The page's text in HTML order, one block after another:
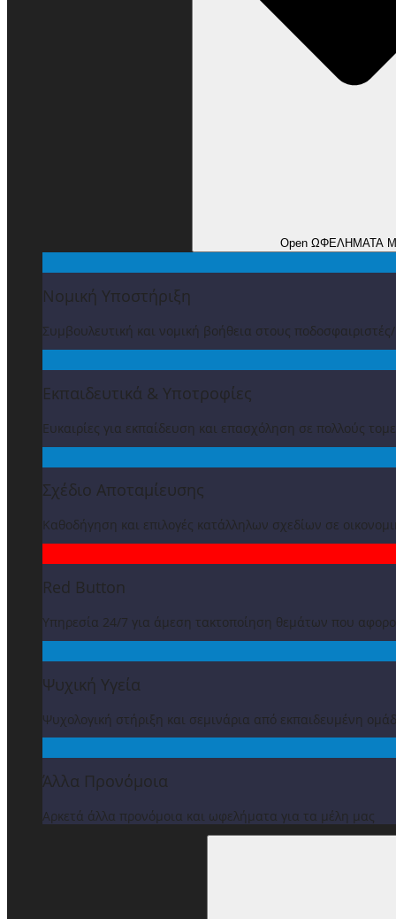
Open ΩΦΕΛΗΜΑΤΑ
Νομική Υποστήριξη
Συμβουλευτική και νομική βοήθεια στους
Εκπαιδευτικά & Υποτροφίες
Ευκαιρίες για εκπαίδευση και επασχόληση σε πολλούς
Σχέδιο Αποταμίευσης
Καθοδήγηση και επιλογές κατάλληλων σχεδίων σε
Red Button
Υπηρεσία 24/7 για άμεση τακτοποίηση θεμάτων που
Ψυχική Υγεία
Ψυχολογική στήριξη και σεμινάρια από εκπαιδευμένη
Άλλα Προνόμοια
Αρκετά άλλα προνόμοια και ωφελήματα για τα μέλη μας